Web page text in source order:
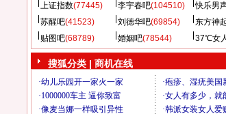
上证指数(77445) 李宇春吧(104510) 快乐男
苏醒吧(41523) 刘德华吧(69854) 东方神
贴图吧(68789) 婚姻吧(78544) 37℃女
搜狐分类 | 商机在线